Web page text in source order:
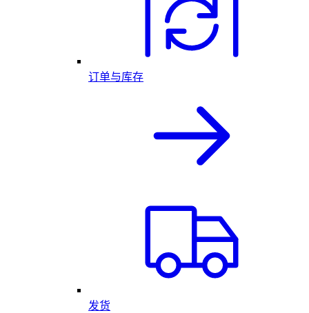
订单与库存
发货